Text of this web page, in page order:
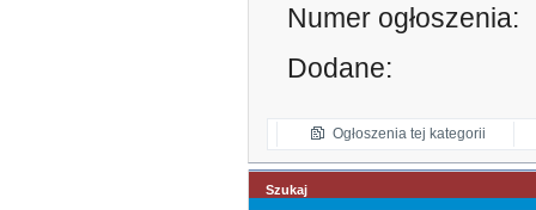
Numer ogłoszenia:
Dodane:
Ogłoszenia tej kategorii
Szukaj